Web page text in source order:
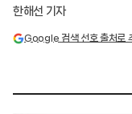
한해선 기자
Google 검색 선호 출처로